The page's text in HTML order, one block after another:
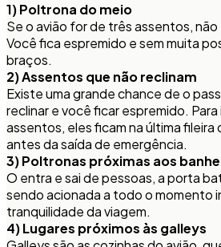
1) Poltrona do meio
Se o avião for de três assentos, não
Você fica espremido e sem muita
braços.
2) Assentos que não reclinam
Existe uma grande chance de o
reclinar e você ficar espremido.
assentos, eles ficam na última fileira
antes da saída de emergência.
3) Poltronas próximas aos
O entra e sai de pessoas, a porta
sendo acionada a todo o momento
tranquilidade da viagem.
4) Lugares próximos às galleys